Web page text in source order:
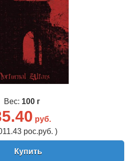
Вес: 100 г
руб.
рос.руб. )
Купить